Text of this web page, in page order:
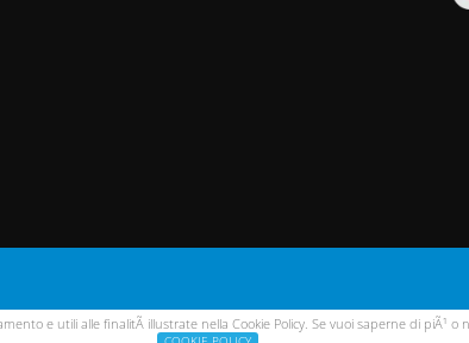
e utili alle finalitÃ illustrate nella Cookie Policy. Se vuoi saperne di piÃ¹